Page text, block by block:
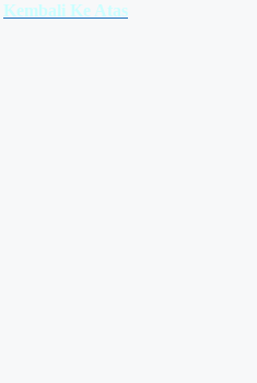
Kembali Ke Atas